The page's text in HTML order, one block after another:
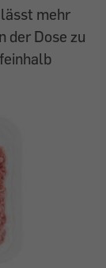
mehr
der Dose zu